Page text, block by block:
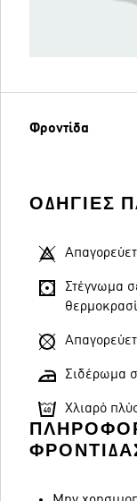
Φροντίδα
ΟΔΗΓΊΕΣ
Στέγνωμα
Σιδέρωμα
Χλιαρό